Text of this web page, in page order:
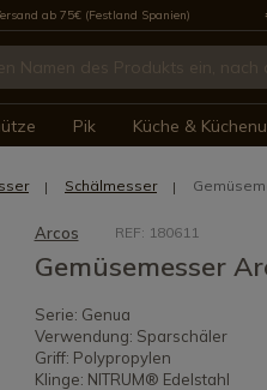
ab 75€ (Festland Spanien)
Pik Küche &
Schälmesser
Arcos REF: 180611
Gemüsemesser
Serie: Genua
Verwendung: Sparschäler
Griff: Polypropylen
Klinge: NITRUM® Edelstahl